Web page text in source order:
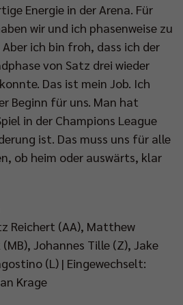
Energie in der Arena. Für
wir und ich phasenweise zu
ich bin froh, dass ich der
von Satz drei wieder
Das ist mein Job. Ich
Beginn für uns. Man hat
in der Champions League
ist. Das muss uns für alle
ob heim oder auswärts, klar
Reichert (AA), Matthew
Johannes Tille (Z), Jake
(L) | Eingewechselt:
Krage